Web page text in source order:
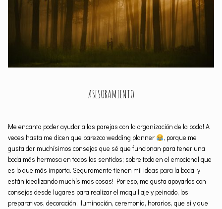
ASESORAMIENTO
Me encanta poder ayudar a las parejas con la organización de la boda! A
veces hasta me dicen que parezco wedding planner
, porque me
gusta dar muchísimos consejos que sé que funcionan para tener una
boda más hermosa en todos los sentidos; sobre todo en el emocional que
es lo que más importa. Seguramente tienen mil ideas para la boda, y
están idealizando muchísimas cosas! Por eso, me gusta apoyarlos con
consejos desde lugares para realizar el maquillaje y peinado, los
preparativos, decoración, iluminación, ceremonia, horarios, que si y que